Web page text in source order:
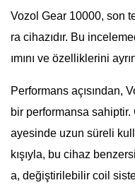
Vozol Gear 10000, son
ra cihazıdır. Bu
ımını ve özelliklerini
Performans açısından,
bir performansa
ayesinde uzun süreli
kışıyla, bu cihaz
a, değiştirilebilir coil